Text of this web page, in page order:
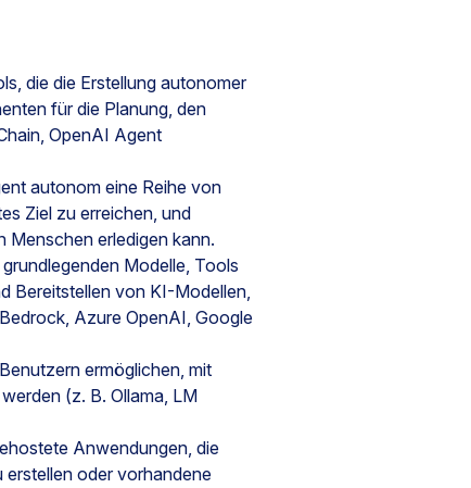
die die Erstellung autonomer
für die Planung, den
OpenAI Agent
autonom eine Reihe von
Ziel zu erreichen, und
erledigen kann.
Modelle, Tools
Bereitstellen von KI-Modellen,
Azure OpenAI, Google
ermöglichen, mit
(z. B. Ollama, LM
Anwendungen, die
oder vorhandene